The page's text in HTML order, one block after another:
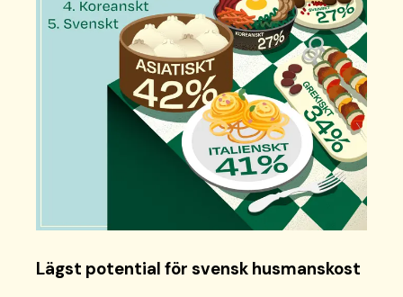
Lägst potential för svensk husmanskost